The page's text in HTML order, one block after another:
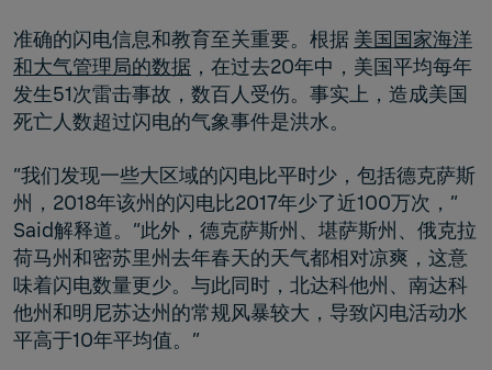
准确的闪电信息和教育至关重要。根据 美国国家海洋
和大气管理局的数据 ，在过去20年中，美国平均每年
发生51次雷击事故，数百人受伤。事实上，造成美国
死亡人数超过闪电的气象事件是洪水。
“我们发现一些大区域的闪电比平时少，包括德克萨斯
州，2018年该州的闪电比2017年少了近100万次，”
Said解释道。“此外，德克萨斯州、堪萨斯州、俄克拉
荷马州和密苏里州去年春天的天气都相对凉爽，这意
味着闪电数量更少。与此同时，北达科他州、南达科
他州和明尼苏达州的常规风暴较大，导致闪电活动水
平高于10年平均值。”